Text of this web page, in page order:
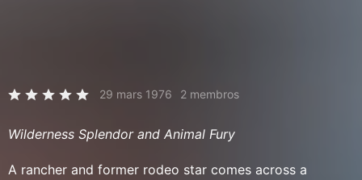
29 mars 1976 2 membros
Wilderness Splendor and Animal Fury
A rancher and former rodeo star comes across a